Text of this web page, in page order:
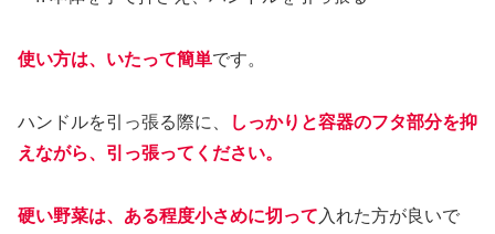
使い方は、いたって簡単です。
ハンドルを引っ張る際に、
しっかりと容器のフタ部分を抑
えながら、引っ張ってください。
硬い野菜は、ある程度小さめに切って 入れた方が良いで